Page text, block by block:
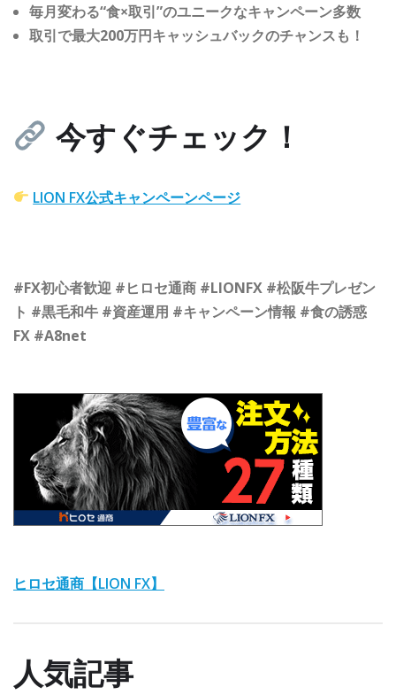
毎月変わる“食×取引”のユニークなキャンペーン多数
取引で最大200万円キャッシュバックのチャンスも！
今すぐチェック！
LION FX公式キャンペーンページ
#FX初心者歓迎 #ヒロセ通商 #LIONFX #松阪牛プレゼン
ト #黒毛和牛 #資産運用 #キャンペーン情報 #食の誘惑
FX #A8net
ヒロセ通商【LION FX】
人気記事